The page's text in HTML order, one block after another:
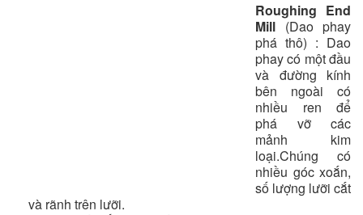
Roughing End
Mill (Dao phay
phá thô) : Dao
phay có một đầu
và đường kính
bên ngoài có
nhiều ren để
phá vỡ các
mảnh kim
loại.Chúng có
nhiều góc xoắn,
số lượng lưỡi cắt
và rãnh trên lưỡi.